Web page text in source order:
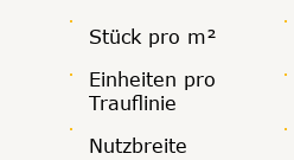
Stück pro m²
Einheiten pro
Trauflinie
Nutzbreite